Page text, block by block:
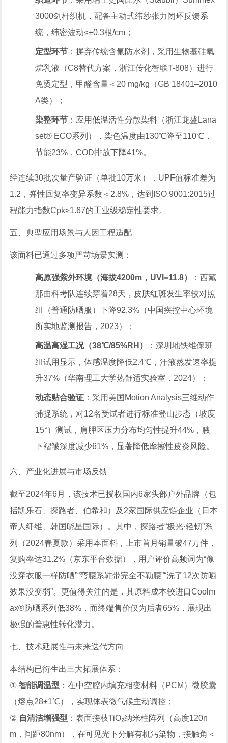
3000剑杆织机，配备主动式纬纱张力闭环反馈系
统，纬密波动≤±0.3根/cm；
定型环节 ：摒弃传统含氟防水剂，采用生物基硅氧
烷乳液（C8替代方案，浙江传化智联T-808）进行
免烫定型，甲醛含量＜20 mg/kg（GB 18401–2010
A类）；
染整环节 ：应用低温活性分散染料（浙江龙盛Lana
set® ECO系列），染色温度由130℃降至110℃，
节能23%，COD排放下降41%。
经连续30批次量产验证（单批10万米），UPF值标准差为
1.2，弹性回复率变异系数＜2.8%，达到ISO 9001:2015过
程能力指数Cpk≥1.67的工业级稳定性要求。
五、典型应用场景与人因工程适配
该面料已通过多项严苛场景实测：
高原强紫外环境（海拔4200m，UVI=11.8）
：西藏
那曲科考队连续穿着28天，皮肤红斑发生率较对照
组（普通防晒服）下降92.3%（中国疾控中心环境
所实地监测报告，2023）；
高温高湿工况（38℃/85%RH）
：深圳地铁维保班
组试用显示，体感温度降低2.4℃，汗液蒸发速率提
升37%（华南理工大学热舒适实验室，2024）；
动态贴合验证 ：采用美国Motion Analysis三维动作
捕捉系统，对12名受试者进行标准登山步态（坡度
15°）测试，肩胛区压力分布均匀性提升44%，腋
下褶皱深度减少61%，显著降低摩擦性皮炎风险。
六、产业化进展与市场反馈
截至2024年6月，该技术已授权国内6家头部户外品牌（包
括凯乐石、探路者、伯希和）及2家国际供应链企业（日本
帝人纤维、韩国晓星国际）。其中，探路者“极光·轻韧”系
列（2024春夏款）采用本面料，上市首月销量破47万件，
复购率达31.2%（京东平台数据），用户评价高频词为“像
没穿衣服一样防晒”“弯腰系鞋带完全不勒腰”“洗了12次防晒
效果没变弱”。更值得关注的是，其原料成本较进口Coolm
ax®防晒系列低38%，而终端售价仅为后者65%，展现出
极强的普惠性转化潜力。
七、技术延展性与未来迭代方向
本结构已衍生出三大拓展体系：
①智能调温型 ：在中空腔内填充相变材料（PCM）微胶囊
（熔点28±1℃），实现体表微气候主动调控；
② 自清洁增强型 ：表面接枝TiO₂纳米柱阵列（高度120n
m，间距80nm），在可见光下分解有机污染物，接触角＜